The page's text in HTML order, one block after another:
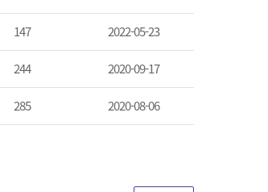
147 2022-05-23
244 2020-09-17
285 2020-08-06